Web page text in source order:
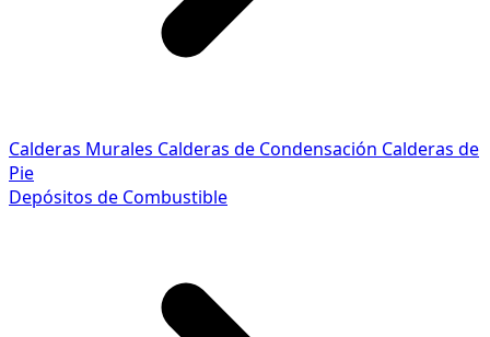
Calderas Murales Calderas de Condensación Calderas de
Pie
Depósitos de Combustible